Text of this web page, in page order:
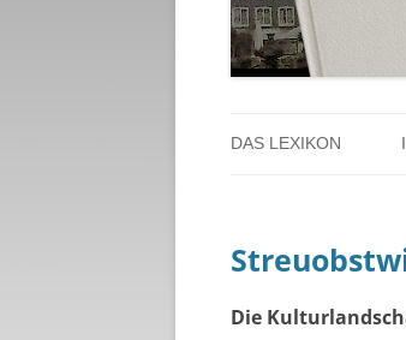
DAS LEXIKON
ÜBER DAS PROJEKT
Die